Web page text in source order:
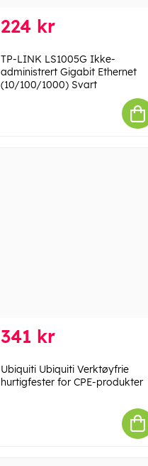
224 kr
TP-LINK LS1005G Ikke-
administrert Gigabit Ethernet
(10/100/1000) Svart
341 kr
Ubiquiti Ubiquiti Verktøyfrie
hurtigfester for CPE-produkter